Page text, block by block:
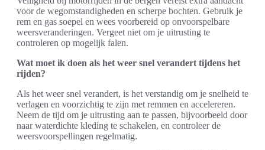
voor de wegomstandigheden en scherpe bochten. Gebruik je
rem en gas soepel en wees voorbereid op onvoorspelbare
weersveranderingen. Vergeet niet om je uitrusting te
controleren op mogelijk falen.
Wat moet ik doen als het weer snel verandert tijdens het
rijden?
Als het weer snel verandert, is het verstandig om je snelheid te
verlagen en voorzichtig te zijn met remmen en accelereren.
Neem de tijd om je uitrusting aan te passen, bijvoorbeeld door
naar waterdichte kleding te schakelen, en controleer de
weersvoorspellingen regelmatig.